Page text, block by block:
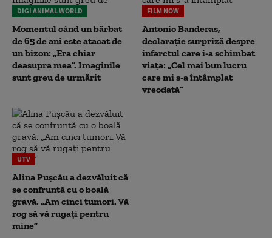
DIGI ANIMAL WORLD
Momentul când un bărbat
de 65 de ani este atacat de
un bizon: „Era chiar
deasupra mea”. Imaginile
sunt greu de urmărit
FILM NOW
Antonio Banderas,
declarație surpriză despre
infarctul care i-a schimbat
viața: „Cel mai bun lucru
care mi s-a întâmplat
vreodată”
UTV
Alina Pușcău a dezvăluit că
se confruntă cu o boală
gravă. „Am cinci tumori. Vă
rog să vă rugați pentru
mine”